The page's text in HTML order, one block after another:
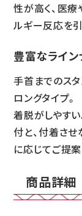
性が高く、医
ルギー反応を
豊富なライン
手首までのス
ロングタイプ。
着脱がしやす
付と、付着さ
に応じてご提案
商品詳細